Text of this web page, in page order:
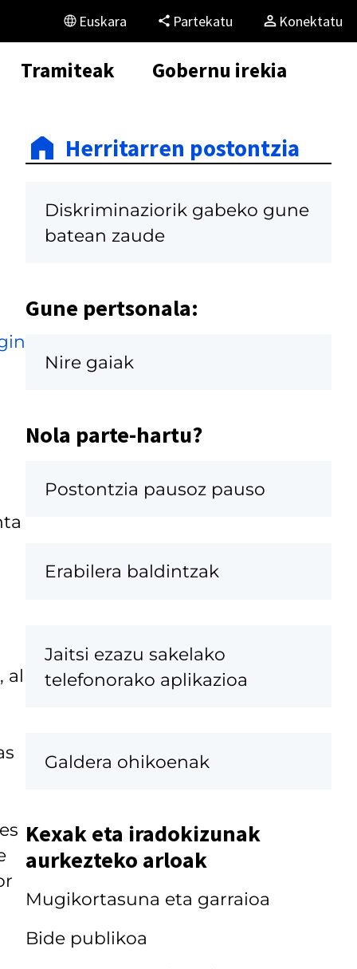
Euskara Partekatu Konektatu
Tramiteak Gobernu irekia
al
Herritarren postontzia
Diskriminaziorik gabeko gune
batean zaude
Gune pertsonala:
Nire gaiak
Nola parte-hartu?
Postontzia pausoz pauso
Erabilera baldintzak
Jaitsi ezazu sakelako
telefonorako aplikazioa
Galdera ohikoenak
Kexak eta iradokizunak
aurkezteko arloak
Mugikortasuna eta garraioa
Bide publikoa